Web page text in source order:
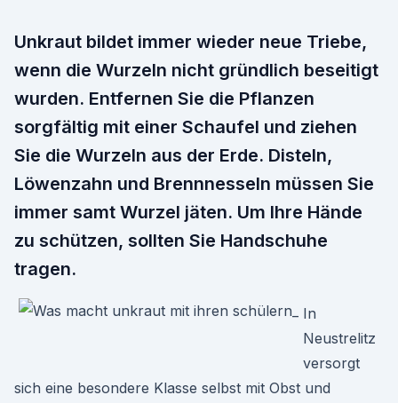
Unkraut bildet immer wieder neue Triebe,
wenn die Wurzeln nicht gründlich beseitigt
wurden. Entfernen Sie die Pflanzen
sorgfältig mit einer Schaufel und ziehen
Sie die Wurzeln aus der Erde. Disteln,
Löwenzahn und Brennnesseln müssen Sie
immer samt Wurzel jäten. Um Ihre Hände
zu schützen, sollten Sie Handschuhe
tragen.
In
Neustrelitz
versorgt
sich eine besondere Klasse selbst mit Obst und